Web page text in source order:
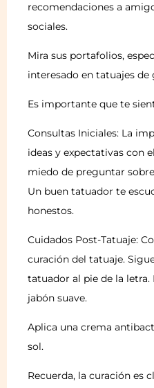
recomendaciones a
sociales.
Mira sus portafolios,
interesado en tatuajes de
Es importante que te
Consultas Iniciales: La
ideas y expectativas con
miedo de preguntar
Un buen tatuador te
honestos.
Cuidados Post-Tatuaje:
curación del tatuaje.
tatuador al pie de la
jabón suave.
Aplica una crema
sol.
Recuerda, la curación es